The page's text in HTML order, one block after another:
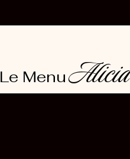
Le MenuAlicia